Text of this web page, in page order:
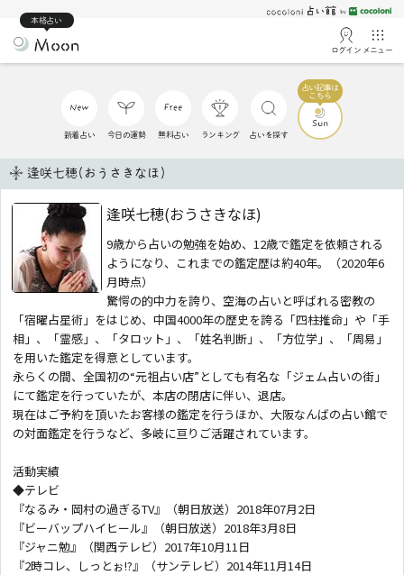
本格占い
ログイン メニュー
新着占い 今日の運勢 無料占い ランキング 占いを探す
逢咲七穂(おうさきなほ)
逢咲七穂(おうさきなほ)
9歳から占いの勉強を始め、12歳で鑑定を依頼される
ようになり、これまでの鑑定歴は約40年。（2020年6
月時点）
驚愕の的中力を誇り、空海の占いと呼ばれる密教の
「宿曜占星術」をはじめ、中国4000年の歴史を誇る「四柱推命」や「手
相」、「霊感」、「タロット」、「姓名判断」、「方位学」、「周易」
を用いた鑑定を得意としています。
永らくの間、全国初の“元祖占い店”としても有名な「ジェム占いの街」
にて鑑定を行っていたが、本店の閉店に伴い、退店。
現在はご予約を頂いたお客様の鑑定を行うほか、大阪なんばの占い館で
の対面鑑定を行うなど、多岐に亘りご活躍されています。
活動実績
◆テレビ
『なるみ・岡村の過ぎるTV』（朝日放送）2018年07月2日
『ビーバップハイヒール』（朝日放送）2018年3月8日
『ジャニ勉』（関西テレビ）2017年10月11日
『2時コレ、しっとぉ!?』（サンテレビ）2014年11月14日